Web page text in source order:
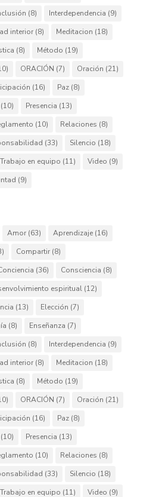
(8) Interdependencia (9)
interior(8) Meditacion (18)
(8) Método (19)
ORACIÓN (7) Oración (21)
(16) Paz(8)
Presencia (13)
(10) Relaciones (8)
(33) Silencio (18)
Trabajo en equipo (11) Video (9)
(9)
Amor(63) Aprendizaje(16)
Compartir(8)
(36) Consciencia (8)
espiritual(12)
(13) Elección (7)
(8) Enseñanza (7)
(8) Interdependencia (9)
interior(8) Meditacion (18)
(8) Método (19)
ORACIÓN (7) Oración (21)
(16) Paz(8)
Presencia (13)
(10) Relaciones (8)
(33) Silencio (18)
Trabajo en equipo (11) Video (9)